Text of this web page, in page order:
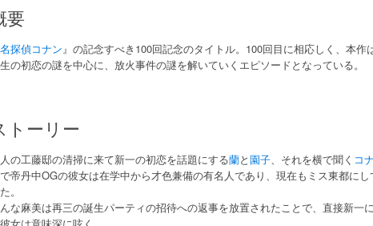
要
名探偵コナン』の記念すべき100回記念のタイトル。100回目に相応しく、本作
の初恋の謎を中心に、放火事件の謎を解いていくエピソードとなっている。
トーリー
の工藤邸の清掃に来て新一の初恋を話題にする蘭と園子、それを横で聞く コ
帝丹中OGの彼女は在学中から才色兼備の有名人であり、現在もミス東都に
。
な麻美は再三の誕生パーティの招待への返事を放置されたことで、直接新一